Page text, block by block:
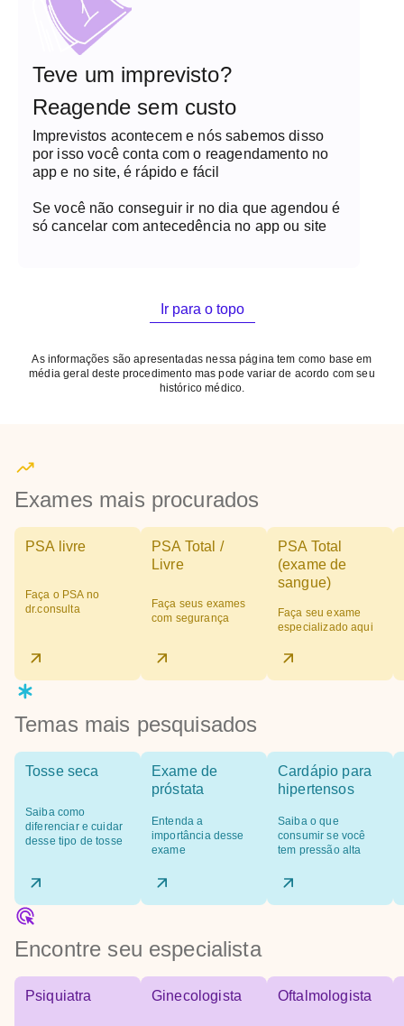
Teve um imprevisto?
Reagende sem custo
Imprevistos acontecem e nós sabemos disso
por isso você conta com o reagendamento no
app e no site, é rápido e fácil
Se você não conseguir ir no dia que agendou é
só cancelar com antecedência no app ou site
Ir para o topo
As informações são apresentadas nessa página tem como base em
média geral deste procedimento mas pode variar de acordo com seu
histórico médico.
Exames mais procurados
PSA livre
Faça o PSA no
dr.consulta
PSA Total /
Livre
Faça seus exames
com segurança
PSA Total
(exame de
sangue)
Faça seu exame
especializado aqui
Temas mais pesquisados
Tosse seca
Saiba como
diferenciar e cuidar
desse tipo de tosse
Exame de
próstata
Entenda a
importância desse
exame
Cardápio para
hipertensos
Saiba o que
consumir se você
tem pressão alta
Encontre seu especialista
Psiquiatra Ginecologista Oftalmologista